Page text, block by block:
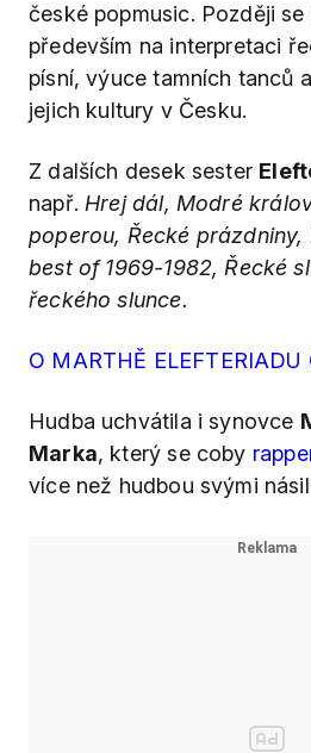
české popmusic. Později
především na interpretaci
písní, výuce tamních tanců
jejich kultury v Česku.
Z dalších desek sester
např. Hrej dál, Modré
poperou, Řecké
best of 1969-1982, Řecké
řeckého slunce.
O MARTHĚ
Hudba uchvátila i synovce
Marka, který se coby
více než hudbou svými